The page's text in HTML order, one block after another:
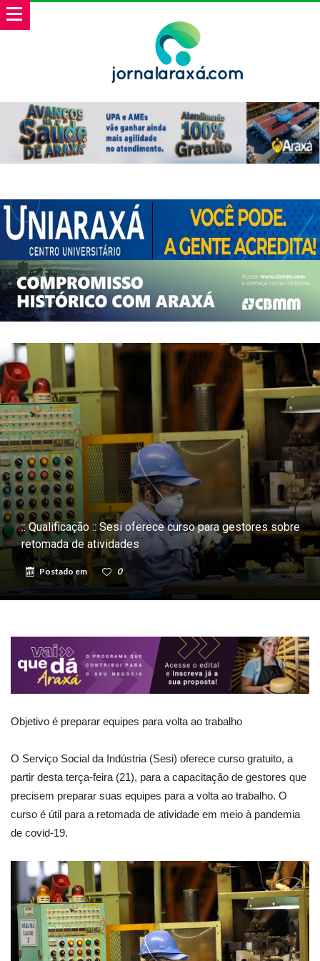
:: Qualificação :: Sesi oferece curso para gestores sobre
retomada de atividades
Postado em 0
Objetivo é preparar equipes para volta ao trabalho
O Serviço Social da Indústria (Sesi) oferece curso gratuito, a
partir desta terça-feira (21), para a capacitação de gestores que
precisem preparar suas equipes para a volta ao trabalho. O
curso é útil para a retomada de atividade em meio à pandemia
de covid-19.